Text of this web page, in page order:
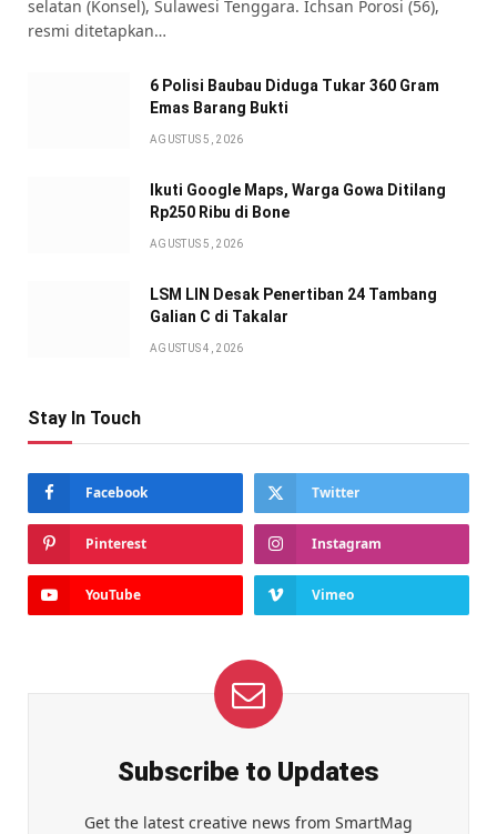
selatan (Konsel), Sulawesi Tenggara. Ichsan Porosi (56),
resmi ditetapkan…
6 Polisi Baubau Diduga Tukar 360 Gram
Emas Barang Bukti
AGUSTUS 5, 2026
Ikuti Google Maps, Warga Gowa Ditilang
Rp250 Ribu di Bone
AGUSTUS 5, 2026
LSM LIN Desak Penertiban 24 Tambang
Galian C di Takalar
AGUSTUS 4, 2026
Stay In Touch
Facebook Twitter
Pinterest Instagram
YouTube Vimeo
Subscribe to Updates
Get the latest creative news from SmartMag